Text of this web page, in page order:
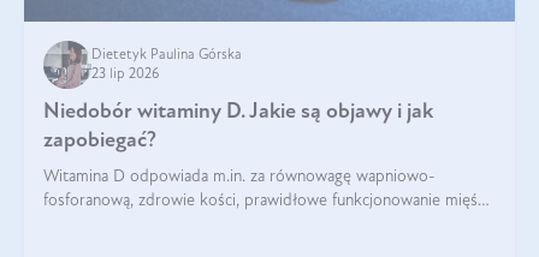
Dietetyk Paulina Górska
23 lip 2026
Niedobór witaminy D. Jakie są objawy i jak
zapobiegać?
Witamina D odpowiada m.in. za równowagę wapniowo-
fosforanową, zdrowie kości, prawidłowe funkcjonowanie mięśni